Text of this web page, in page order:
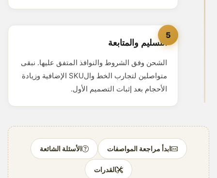
5
التسليم والمتابعة
الشحن وفق الشروط والنوافذ المتفق عليها. نبقى
متواصلين لتجارب الخط والSKU الإضافية وزيادة
الأحجام بعد إثبات التصميم الأول.
ابدأ مراجعة المواصفات الأسئلة الشائعة
القدرات